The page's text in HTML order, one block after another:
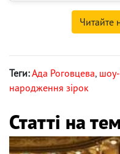
Читайте
Теги:Ада Роговцева, шоу-
народження зірок
Статті на